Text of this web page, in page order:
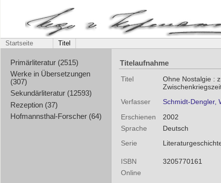
Startseite Titel
Primärliteratur (2515)
Werke in Übersetzungen
(307)
Sekundärliteratur (12593)
Rezeption (37)
Hofmannsthal-Forscher (64)
Titelaufnahme
Titel
Ohne Nostalgie :
Verfasser
Schmidt-Dengler,
Erschienen
2002
Sprache
Deutsch
Serie
ISBN
3205770161
Online